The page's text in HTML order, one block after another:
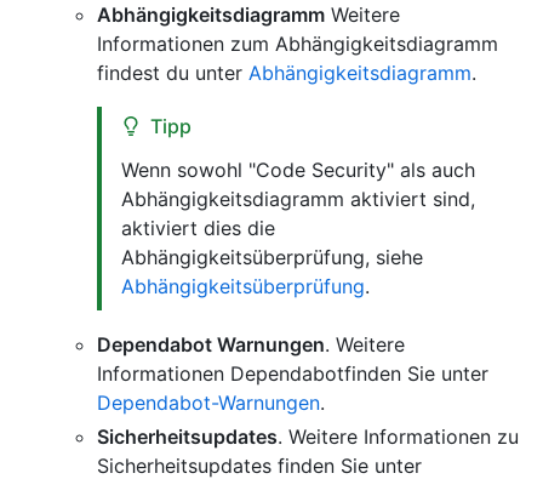
Abhängigkeitsdiagramm Weitere
Informationen zum Abhängigkeitsdiagramm
findest du unter Abhängigkeitsdiagramm.
Tipp
Wenn sowohl "Code Security" als auch
Abhängigkeitsdiagramm aktiviert sind,
aktiviert dies die
Abhängigkeitsüberprüfung, siehe
Abhängigkeitsüberprüfung.
Dependabot Warnungen. Weitere
Informationen Dependabotfinden Sie unter
Dependabot-Warnungen.
Sicherheitsupdates. Weitere Informationen zu
Sicherheitsupdates finden Sie unter